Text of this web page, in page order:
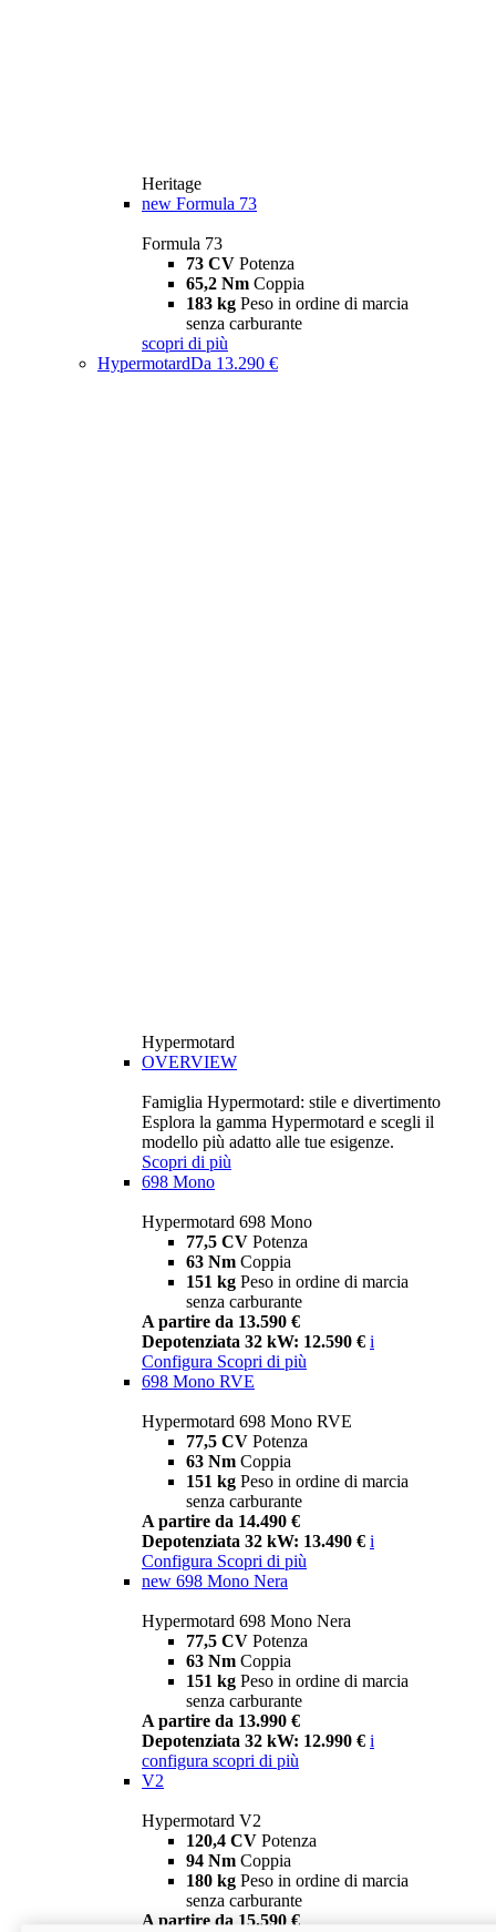
Heritage
new Formula 73
Formula 73
73 CV Potenza
65,2 Nm Coppia
183 kg Peso in ordine di marcia
senza carburante
scopri di più
HypermotardDa 13.290 €
Hypermotard
OVERVIEW
Famiglia Hypermotard: stile e divertimento
Esplora la gamma Hypermotard e scegli il
modello più adatto alle tue esigenze.
Scopri di più
698 Mono
Hypermotard 698 Mono
77,5 CV Potenza
63 Nm Coppia
151 kg Peso in ordine di marcia
senza carburante
A partire da 13.590 €
Depotenziata 32 kW: 12.590 € i
Configura Scopri di più
698 Mono RVE
Hypermotard 698 Mono RVE
77,5 CV Potenza
63 Nm Coppia
151 kg Peso in ordine di marcia
senza carburante
A partire da 14.490 €
Depotenziata 32 kW: 13.490 € i
Configura Scopri di più
new 698 Mono Nera
Hypermotard 698 Mono Nera
77,5 CV Potenza
63 Nm Coppia
151 kg Peso in ordine di marcia
senza carburante
A partire da 13.990 €
Depotenziata 32 kW: 12.990 € i
configura scopri di più
V2
Hypermotard V2
120,4 CV Potenza
94 Nm Coppia
180 kg Peso in ordine di marcia
senza carburante
A partire da 15.590 €